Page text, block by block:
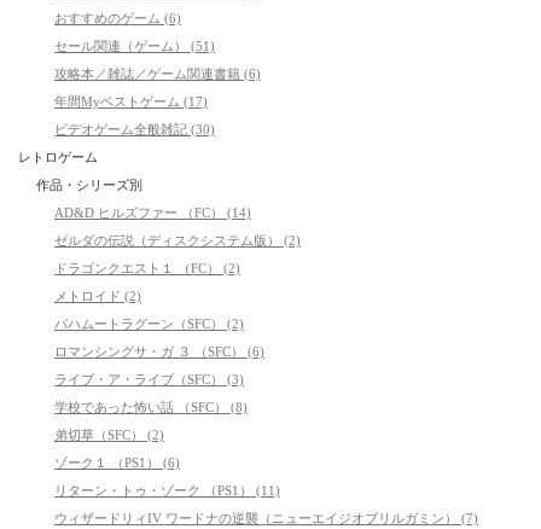
おすすめのゲーム (6)
セール関連（ゲーム） (51)
攻略本／雑誌／ゲーム関連書籍 (6)
年間Myベストゲーム (17)
ビデオゲーム全般雑記 (30)
レトロゲーム
作品・シリーズ別
AD&D ヒルズファー （FC） (14)
ゼルダの伝説（ディスクシステム版） (2)
ドラゴンクエスト１ （FC） (2)
メトロイド (2)
バハムートラグーン（SFC） (2)
ロマンシングサ・ガ ３ （SFC） (6)
ライブ・ア・ライブ（SFC） (3)
学校であった怖い話 （SFC） (8)
弟切草（SFC） (2)
ゾーク１ （PS1） (6)
リターン・トゥ・ゾーク （PS1） (11)
ウィザードリィIV ワードナの逆襲（ニューエイジオブリルガミン） (7)